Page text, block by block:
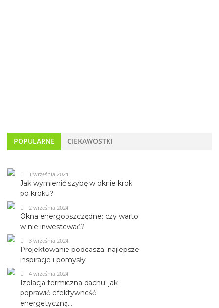
POPULARNE CIEKAWOSTKI
Jak wymienić szybę w oknie krok
po kroku?
1 września 2024
Okna energooszczędne: czy warto
w nie inwestować?
2 września 2024
Projektowanie poddasza: najlepsze
inspiracje i pomysły
3 września 2024
Izolacja termiczna dachu: jak
poprawić efektywność
energetyczną...
4 września 2024